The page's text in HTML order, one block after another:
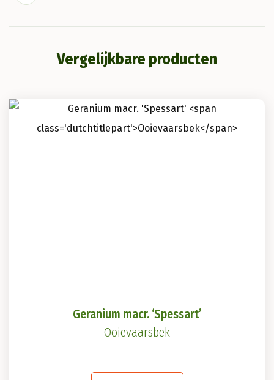
Vergelijkbare producten
Geranium macr. ‘Spessart’
Ooievaarsbek